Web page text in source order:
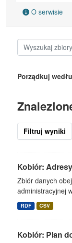
O serwisie
Porządkuj
Filtruj wyniki
Kobiór: Adresy
Zbiór danych
administracyjnej
RDF CSV
Kobiór: Plan